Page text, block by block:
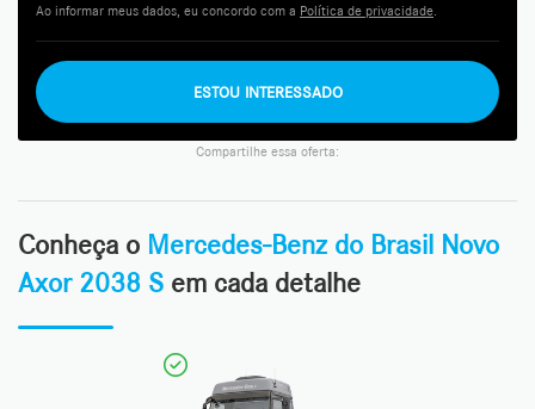
Ao informar meus dados, eu concordo com a Política de privacidade.
ESTOU INTERESSADO
Compartilhe essa oferta:
Conheça o Mercedes-Benz do Brasil Novo
Axor 2038 S em cada detalhe